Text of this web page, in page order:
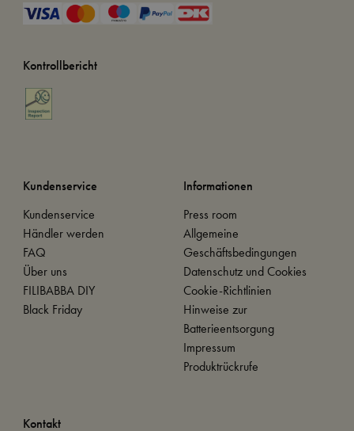
Kontrollbericht
Kundenservice
Kundenservice
Händler werden
FAQ
Über uns
FILIBABBA DIY
Black Friday
Informationen
Press room
Allgemeine
Geschäftsbedingungen
Datenschutz und Cookies
Cookie-Richtlinien
Hinweise zur
Batterieentsorgung
Impressum
Produktrückrufe
Kontakt